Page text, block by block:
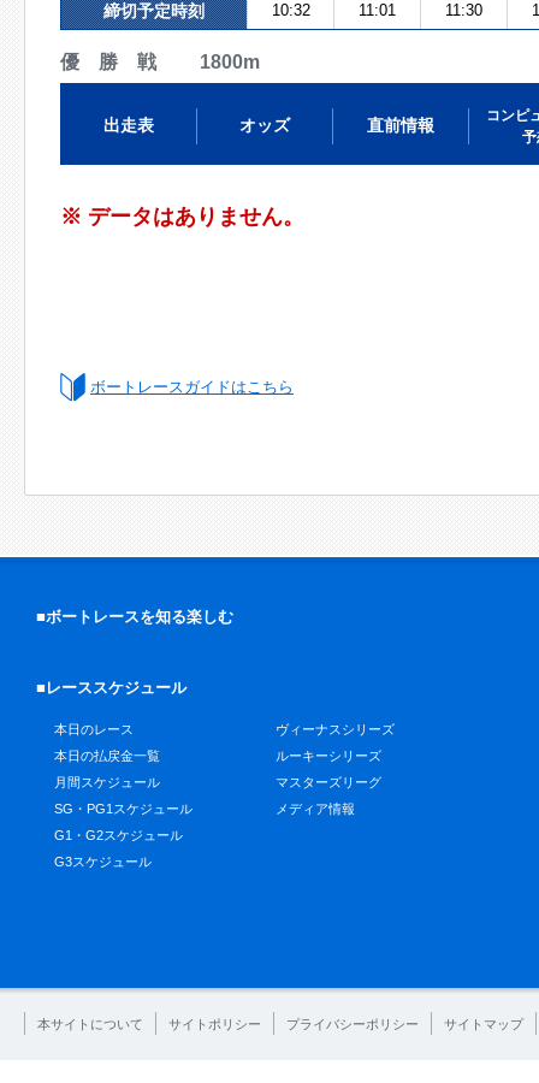
締切予定時刻 10:32 11:01 11:30
優 勝 戦 1800m
出走表 オッズ 直前情報
コンピ
予
※ データはありません。
ボートレースガイドはこちら
■ボートレースを知る楽しむ
■レーススケジュール
本日のレース
本日の払戻金一覧
月間スケジュール
SG・PG1スケジュール
G1・G2スケジュール
G3スケジュール
ヴィーナスシリーズ
ルーキーシリーズ
マスターズリーグ
メディア情報
本サイトについて サイトポリシー プライバシーポリシー サイトマップ